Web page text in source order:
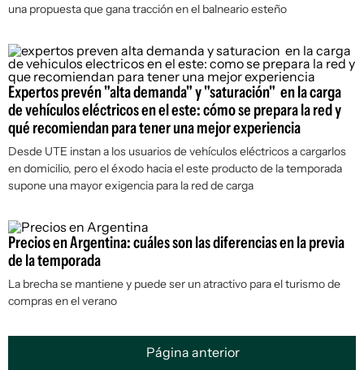
una propuesta que gana tracción en el balneario esteño
Expertos prevén "alta demanda" y "saturación" en la carga
de vehículos eléctricos en el este: cómo se prepara la red y
qué recomiendan para tener una mejor experiencia
Desde UTE instan a los usuarios de vehículos eléctricos a cargarlos
en domicilio, pero el éxodo hacia el este producto de la temporada
supone una mayor exigencia para la red de carga
Precios en Argentina: cuáles son las diferencias en la previa
de la temporada
La brecha se mantiene y puede ser un atractivo para el turismo de
compras en el verano
Página anterior